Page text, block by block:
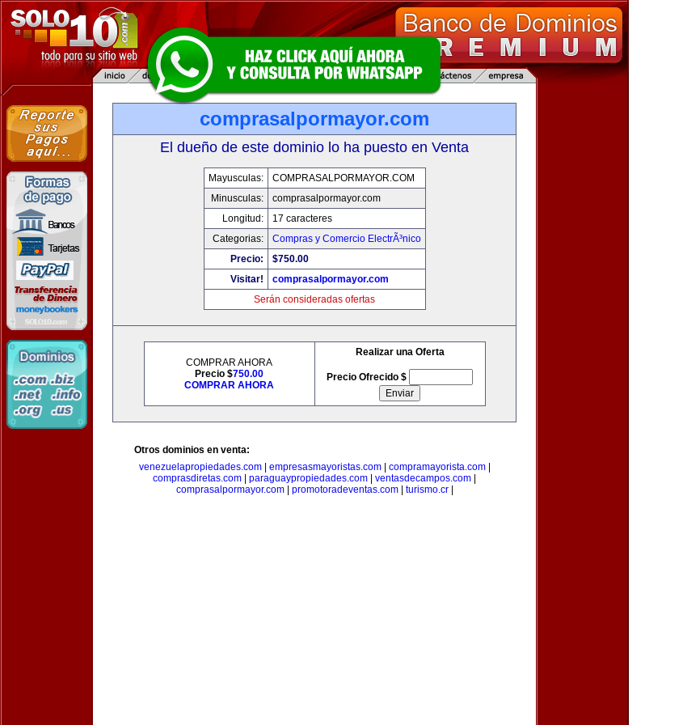
comprasalpormayor.com
El dueño de este dominio lo ha puesto en Venta
Mayusculas:
COMPRASALPORMAYOR.COM
Minusculas:
comprasalpormayor.com
Longitud:
17 caracteres
Categorias:
Compras y Comercio ElectrÃ³nico
Precio:
$750.00
Visitar!
comprasalpormayor.com
Serán consideradas ofertas
COMPRAR AHORA
Precio $750.00
COMPRAR AHORA
Realizar una Oferta
Precio Ofrecido $
Otros dominios en venta:
venezuelapropiedades.com| empresasmayoristas.com| compramayorista.com|
comprasdiretas.com
paraguaypropiedades.com ventasdecampos.com
comprasalpormayor.com| promotoradeventas.com| turismo.cr|